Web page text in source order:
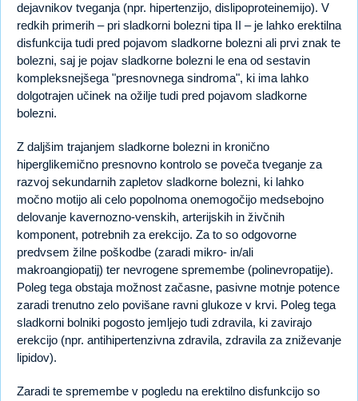
dejavnikov tveganja (npr. hipertenzijo, dislipoproteinemijo). V
redkih primerih – pri sladkorni bolezni tipa II – je lahko erektilna
disfunkcija tudi pred pojavom sladkorne bolezni ali prvi znak te
bolezni, saj je pojav sladkorne bolezni le ena od sestavin
kompleksnejšega "presnovnega sindroma", ki ima lahko
dolgotrajen učinek na ožilje tudi pred pojavom sladkorne
bolezni.
Z daljšim trajanjem sladkorne bolezni in kronično
hiperglikemično presnovno kontrolo se poveča tveganje za
razvoj sekundarnih zapletov sladkorne bolezni, ki lahko
močno motijo ali celo popolnoma onemogočijo medsebojno
delovanje kavernozno-venskih, arterijskih in živčnih
komponent, potrebnih za erekcijo. Za to so odgovorne
predvsem žilne poškodbe (zaradi mikro- in/ali
makroangiopatij) ter nevrogene spremembe (polinevropatije).
Poleg tega obstaja možnost začasne, pasivne motnje potence
zaradi trenutno zelo povišane ravni glukoze v krvi. Poleg tega
sladkorni bolniki pogosto jemljejo tudi zdravila, ki zavirajo
erekcijo (npr. antihipertenzivna zdravila, zdravila za zniževanje
lipidov).
Zaradi te spremembe v pogledu na erektilno disfunkcijo so